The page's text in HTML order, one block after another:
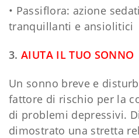
• Passiflora: azione
tranquillanti e ansiolitici
3. AIUTA IL TUO SONNO
Un sonno breve e
fattore di rischio per la
di problemi depressivi.
dimostrato una stretta